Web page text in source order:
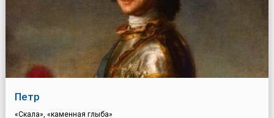
Петр
«Скала», «каменная глыба»